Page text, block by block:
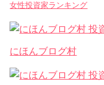
女性投資家ランキング
にほんブログ村